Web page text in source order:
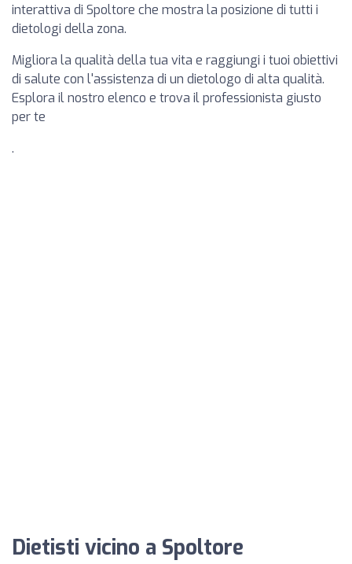
interattiva di Spoltore che mostra la posizione di tutti i
dietologi della zona.
Migliora la qualità della tua vita e raggiungi i tuoi obiettivi
di salute con l'assistenza di un dietologo di alta qualità.
Esplora il nostro elenco e trova il professionista giusto
per te
.
Dietisti vicino a Spoltore